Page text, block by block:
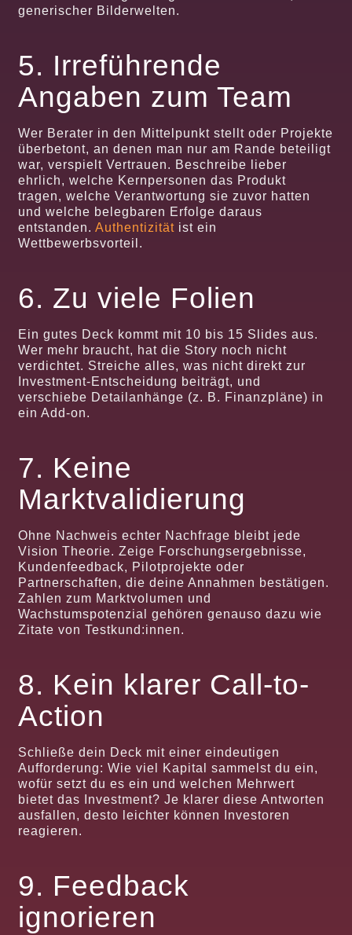
generischer Bilderwelten.
5. Irreführende
Angaben zum Team
Wer Berater in den Mittelpunkt stellt oder Projekte
überbetont, an denen man nur am Rande beteiligt
war, verspielt Vertrauen. Beschreibe lieber
ehrlich, welche Kernpersonen das Produkt
tragen, welche Verantwortung sie zuvor hatten
und welche belegbaren Erfolge daraus
entstanden.Authentizität ist ein
Wettbewerbsvorteil.
6. Zu viele Folien
Ein gutes Deck kommt mit 10 bis 15 Slides aus.
Wer mehr braucht, hat die Story noch nicht
verdichtet. Streiche alles, was nicht direkt zur
Investment-Entscheidung beiträgt, und
verschiebe Detailanhänge (z. B. Finanzpläne) in
ein Add-on.
7. Keine
Marktvalidierung
Ohne Nachweis echter Nachfrage bleibt jede
Vision Theorie. Zeige Forschungsergebnisse,
Kundenfeedback, Pilotprojekte oder
Partnerschaften, die deine Annahmen bestätigen.
Zahlen zum Marktvolumen und
Wachstumspotenzial gehören genauso dazu wie
Zitate von Testkund:innen.
8. Kein klarer Call-to-
Action
Schließe dein Deck mit einer eindeutigen
Aufforderung: Wie viel Kapital sammelst du ein,
wofür setzt du es ein und welchen Mehrwert
bietet das Investment? Je klarer diese Antworten
ausfallen, desto leichter können Investoren
reagieren.
9. Feedback
ignorieren